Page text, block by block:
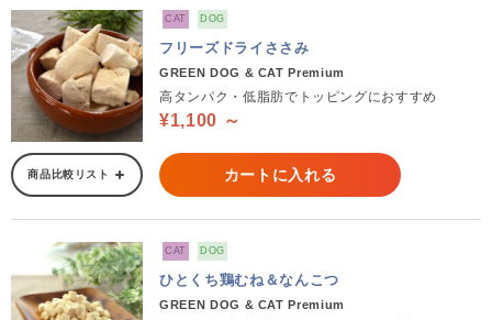
CAT DOG
フリーズドライささみ
GREEN DOG & CAT Premium
高タンパク・低脂肪でトッピングにおすすめ
¥1,100 ～
商品比較リスト カートに入れる
CAT DOG
ひとくち鶏むね＆なんこつ
GREEN DOG & CAT Premium